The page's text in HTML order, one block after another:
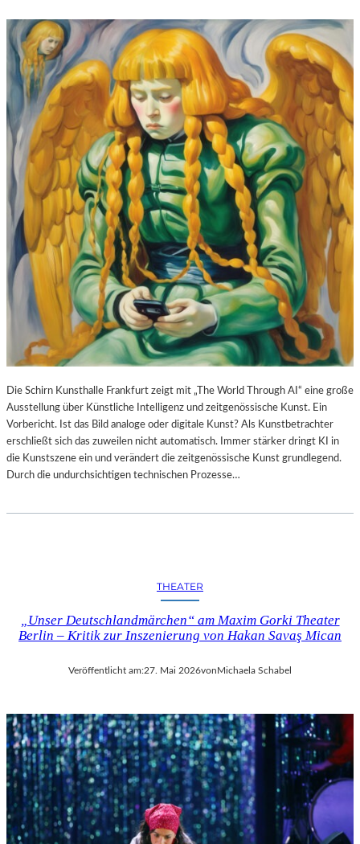
Die Schirn Kunsthalle Frankfurt zeigt mit „The World Through AI“ eine große
Ausstellung über Künstliche Intelligenz und zeitgenössische Kunst. Ein
Vorbericht. Ist das Bild analoge oder digitale Kunst? Als Kunstbetrachter
erschließt sich das zuweilen nicht automatisch. Immer stärker dringt KI in
die Kunstszene ein und verändert die zeitgenössische Kunst grundlegend.
Durch die undurchsichtigen technischen Prozesse…
THEATER
„Unser Deutschlandmärchen“ am Maxim Gorki Theater
Berlin – Kritik zur Inszenierung von Hakan Savaş Mican
Veröffentlicht am:27. Mai 2026vonMichaela Schabel